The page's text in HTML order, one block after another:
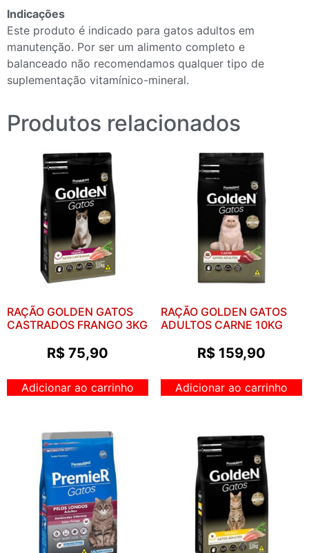
Indicações
Este produto é indicado para gatos adultos em
manutenção. Por ser um alimento completo e
balanceado não recomendamos qualquer tipo de
suplementação vitamínico-mineral.
Produtos relacionados
RAÇÃO GOLDEN GATOS
CASTRADOS FRANGO 3KG
R$ 75,90
Adicionar ao carrinho
RAÇÃO GOLDEN GATOS
ADULTOS CARNE 10KG
R$159,90
Adicionar ao carrinho